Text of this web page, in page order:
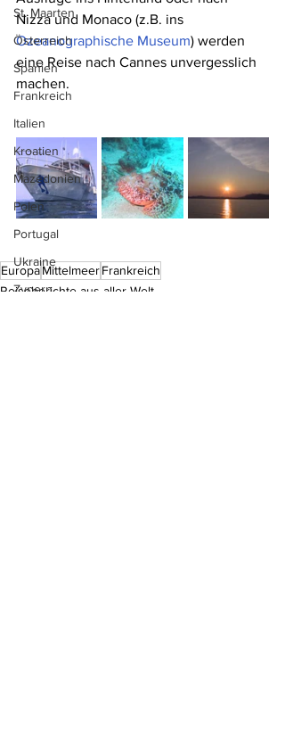
St. Maarten
Österreich
Spanien
Frankreich
Italien
Kroatien
Mazedonien
Polen
Portugal
Ukraine
Zypern
Nizza und Monaco (z.B. ins
Ozeanographische Museum) werden
eine Reise nach Cannes unvergesslich
machen.
EuropaMittelmeerFrankreich
Reiseberichte aus aller Welt